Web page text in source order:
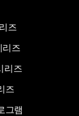
즈
리즈
리즈
즈
그램